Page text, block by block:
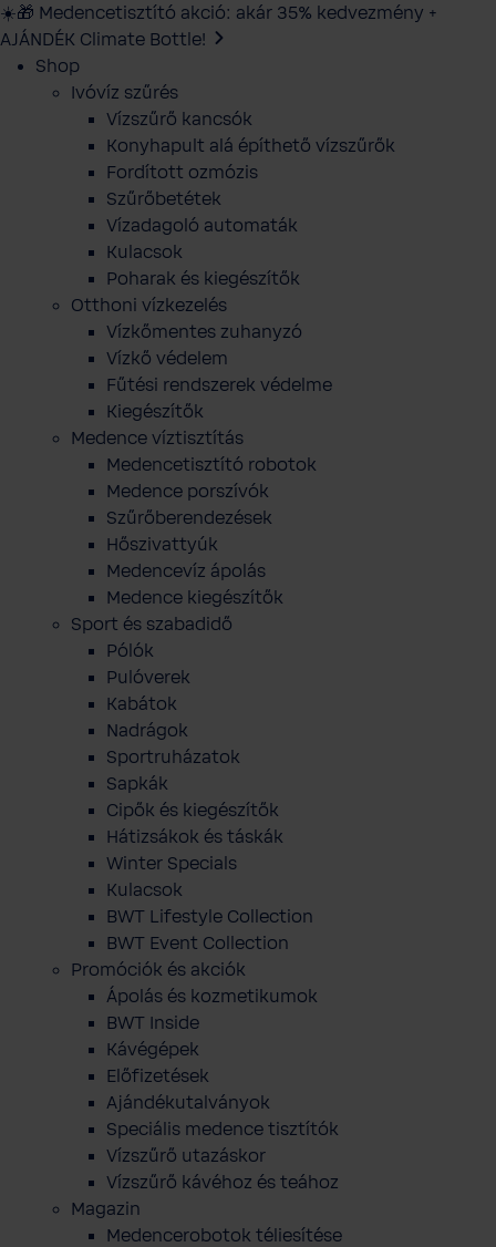
☀️🎁 Medencetisztító akció: akár 35% kedvezmény +
AJÁNDÉK Climate Bottle!
Shop
Ivóvíz szűrés
Vízszűrő kancsók
Konyhapult alá építhető vízszűrők
Fordított ozmózis
Szűrőbetétek
Vízadagoló automaták
Kulacsok
Poharak és kiegészítők
Otthoni vízkezelés
Vízkőmentes zuhanyzó
Vízkő védelem
Fűtési rendszerek védelme
Kiegészítők
Medence víztisztítás
Medencetisztító robotok
Medence porszívók
Szűrőberendezések
Hőszivattyúk
Medencevíz ápolás
Medence kiegészítők
Sport és szabadidő
Pólók
Pulóverek
Kabátok
Nadrágok
Sportruházatok
Sapkák
Cipők és kiegészítők
Hátizsákok és táskák
Winter Specials
Kulacsok
BWT Lifestyle Collection
BWT Event Collection
Promóciók és akciók
Ápolás és kozmetikumok
BWT Inside
Kávégépek
Előfizetések
Ajándékutalványok
Speciális medence tisztítók
Vízszűrő utazáskor
Vízszűrő kávéhoz és teához
Magazin
Medencerobotok téliesítése